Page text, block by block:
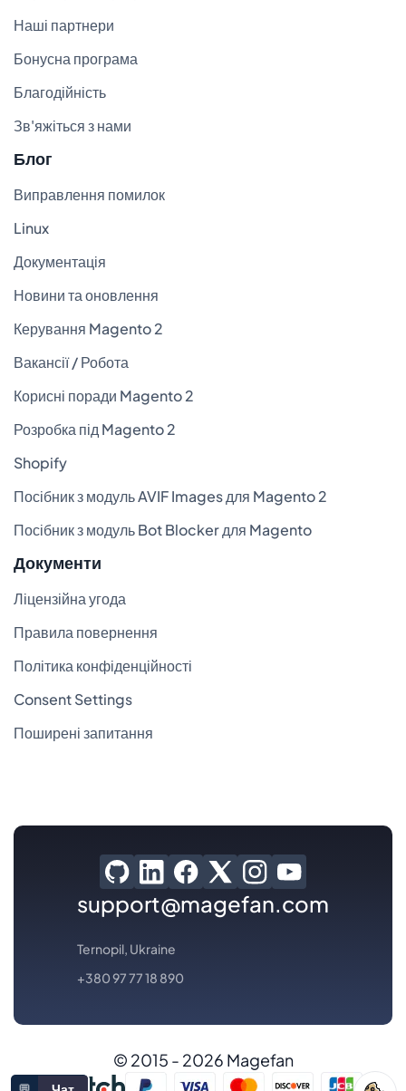
Наші партнери
Бонусна програма
Благодійність
Зв'яжіться з нами
Блог
Виправлення помилок
Linux
Документація
Новини та оновлення
Керування Magento 2
Вакансії / Робота
Корисні поради Magento 2
Розробка під Magento 2
Shopify
Посібник з модуль AVIF Images для Magento 2
Посібник з модуль Bot Blocker для Magento
Документи
Ліцензійна угода
Правила повернення
Політика конфіденційності
Consent Settings
Поширені запитання
support@magefan.com
Ternopil, Ukraine
+380 97 77 18 890
© 2015 - 2026 Magefan